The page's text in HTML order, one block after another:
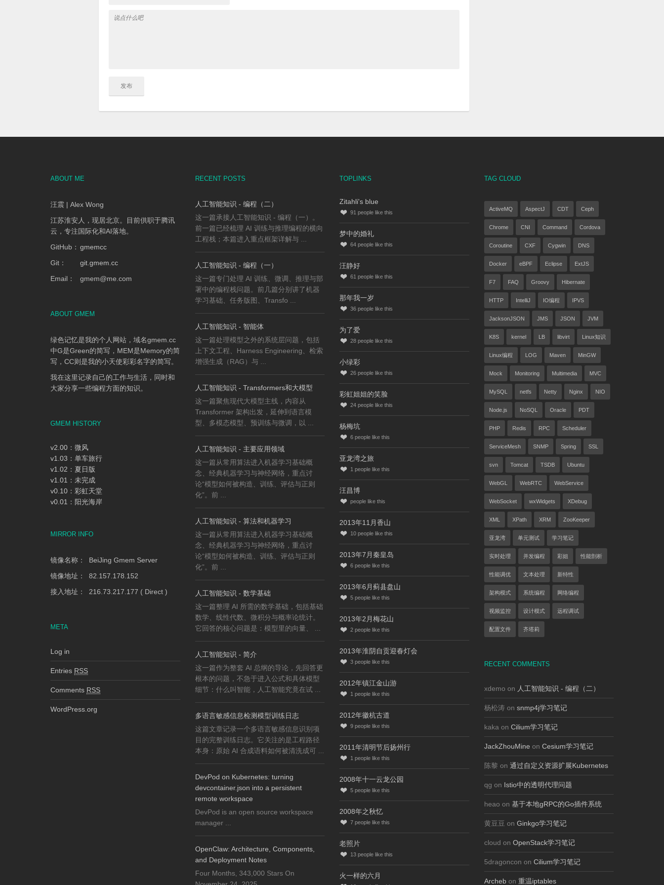
ABOUT ME
汪震 | Alex Wong
江苏淮安人，现居北京。目前供职于腾讯
云，专注国际化和AI落地。
GitHub： gmemcc
Git：
git.gmem.cc
Email：
gmem@me.com
ABOUT GMEM
绿色记忆是我的个人网站，域名gmem.cc
中G是Green的简写，MEM是Memory的简
写，CC则是我的小天使彩彩名字的简写。
我在这里记录自己的工作与生活，同时和
大家分享一些编程方面的知识。
GMEM HISTORY
v2.00：微风
v1.03：单车旅行
v1.02：夏日版
v1.01：未完成
v0.10：彩虹天堂
v0.01：阳光海岸
MIRROR INFO
镜像名称： BeiJing Gmem Server
镜像地址： 82.157.178.152
接入地址： 216.73.217.177 ( Direct )
META
Log in
Entries RSS
Comments RSS
WordPress.org
RECENT POSTS
人工智能知识 - 编程（二）
这一篇承接人工智能知识 - 编程（一）。
前一篇已经梳理 AI 训练与推理编程的横向
工程栈；本篇进入重点框架详解与 ...
人工智能知识 - 编程（一）
这一篇专门处理 AI 训练、微调、推理与部
署中的编程栈问题。前几篇分别讲了机器
学习基础、任务版图、Transfo ...
人工智能知识 - 智能体
这一篇处理模型之外的系统层问题，包括
上下文工程、Harness Engineering、检索
增强生成（RAG）与 ...
人工智能知识 - Transformers和大模型
这一篇聚焦现代大模型主线，内容从
Transformer 架构出发，延伸到语言模
型、多模态模型、预训练与微调，以 ...
人工智能知识 - 主要应用领域
这一篇从常用算法进入机器学习基础概
念、经典机器学习与神经网络，重点讨
论“模型如何被构造、训练、评估与正则
化”。前 ...
人工智能知识 - 算法和机器学习
这一篇从常用算法进入机器学习基础概
念、经典机器学习与神经网络，重点讨
论“模型如何被构造、训练、评估与正则
化”。前 ...
人工智能知识 - 数学基础
这一篇整理 AI 所需的数学基础，包括基础
数学、线性代数、微积分与概率论统计。
它回答的核心问题是：模型里的向量、 ...
人工智能知识 - 简介
这一篇作为整套 AI 总纲的导论，先回答更
根本的问题，不急于进入公式和具体模型
细节：什么叫智能，人工智能究竟在试 ...
多语言敏感信息检测模型训练日志
这篇文章记录一个多语言敏感信息识别项
目的完整训练日志。它关注的是工程路径
本身：原始 AI 合成语料如何被清洗成可 ...
DevPod on Kubernetes: turning
devcontainer.json into a persistent
remote workspace
DevPod is an open source workspace
manager ...
OpenClaw: Architecture, Components,
and Deployment Notes
Four Months, 343,000 Stars On
TOPLINKS
Zitahli's blue
91 people like this
梦中的婚礼
64 people like this
汪静好
61 people like this
那年我一岁
36 people like this
为了爱
28 people like this
小绿彩
26 people like this
彩虹姐姐的笑脸
24 people like this
杨梅坑
6 people like this
亚龙湾之旅
1 people like this
汪昌博
people like this
2013年11月香山
10 people like this
2013年7月秦皇岛
6 people like this
2013年6月蓟县盘山
5 people like this
2013年2月梅花山
2 people like this
2013年淮阴自贡迎春灯会
3 people like this
2012年镇江金山游
1 people like this
2012年徽杭古道
9 people like this
2011年清明节后扬州行
1 people like this
2008年十一云龙公园
5 people like this
2008年之秋忆
7 people like this
老照片
13 people like this
火一样的六月
TAG CLOUD
ActiveMQ AspectJ CDT Ceph
Chrome CNI Command Cordova
Coroutine CXF Cygwin DNS
Docker eBPF Eclipse ExtJS
F7 FAQ Groovy Hibernate
HTTP IntelliJ IO编程 IPVS
JacksonJSON JMS JSON JVM
K8S kernel LB libvirt Linux知识
Linux编程 LOG Maven MinGW
Mock Monitoring Multimedia MVC
MySQL netfs Netty Nginx NIO
Node.js NoSQL Oracle PDT
PHP Redis RPC Scheduler
ServiceMesh SNMP Spring SSL
svn Tomcat TSDB Ubuntu
WebGL WebRTC WebService
WebSocket wxWidgets XDebug
XML XPath XRM ZooKeeper
亚龙湾 单元测试 学习笔记
实时处理 并发编程 彩姐 性能剖析
性能调优 文本处理 新特性
架构模式 系统编程 网络编程
视频监控 设计模式 远程调试
配置文件 齐塔莉
RECENT COMMENTS
xdemo on 人工智能知识 - 编程（二）
杨松涛 on snmp4j学习笔记
kaka on Cilium学习笔记
JackZhouMine on Cesium学习笔记
陈黎 on 通过自定义资源扩展Kubernetes
qg on Istio中的透明代理问题
heao on 基于本地gRPC的Go插件系统
黄豆豆 on Ginkgo学习笔记
cloud on OpenStack学习笔记
5dragoncon on Cilium学习笔记
Archebon 重温iptables